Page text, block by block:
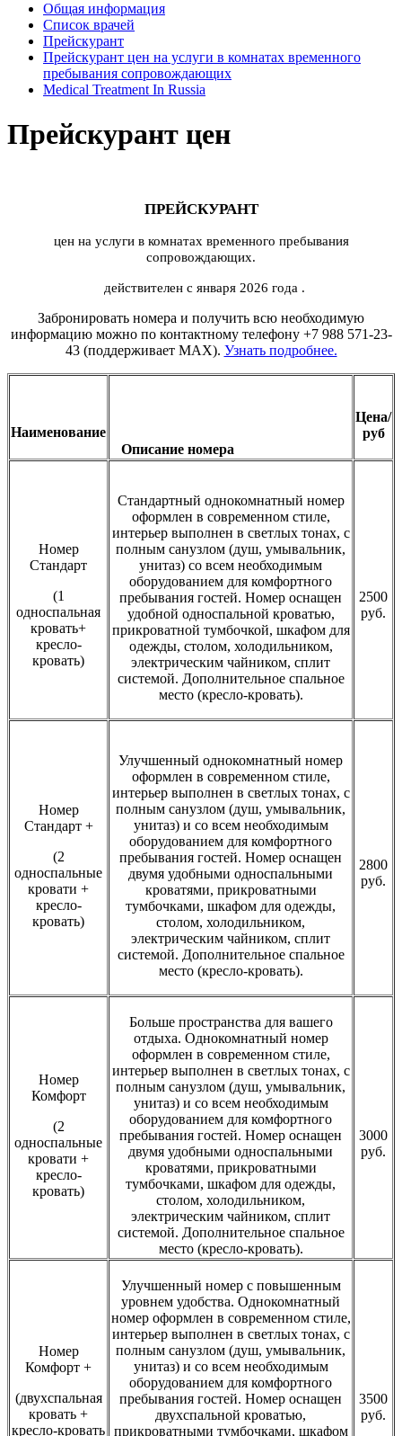
Общая информация
Список врачей
Прейскурант
Прейскурант цен на услуги в комнатах временного
пребывания сопровождающих
Medical Treatment In Russia
Прейскурант цен
ПРЕЙСКУРАНТ
цен на услуги в комнатах временного пребывания
сопровождающих.
действителен с января 2026 года .
Забронировать номера и получить всю необходимую
информацию можно по контактному телефону +7 988 571-23-
43 (поддерживает MAX). Узнать подробнее.
Наименование
Описание номера
Цена/
руб
Номер
Стандарт
(1
односпальная
кровать+
кресло-
кровать)
Стандартный однокомнатный номер
оформлен в современном стиле,
интерьер выполнен в светлых тонах, с
полным санузлом (душ, умывальник,
унитаз) со всем необходимым
оборудованием для комфортного
пребывания гостей. Номер оснащен
удобной односпальной кроватью,
прикроватной тумбочкой, шкафом для
одежды, столом, холодильником,
электрическим чайником, сплит
системой. Дополнительное спальное
место (кресло-кровать).
2500
руб.
Номер
Стандарт +
(2
односпальные
кровати +
кресло-
кровать)
Улучшенный однокомнатный номер
оформлен в современном стиле,
интерьер выполнен в светлых тонах, с
полным санузлом (душ, умывальник,
унитаз) и со всем необходимым
оборудованием для комфортного
пребывания гостей. Номер оснащен
двумя удобными односпальными
кроватями, прикроватными
тумбочками, шкафом для одежды,
столом, холодильником,
электрическим чайником, сплит
системой. Дополнительное спальное
место (кресло-кровать).
2800
руб.
Номер
Комфорт
(2
односпальные
кровати +
кресло-
кровать)
Больше пространства для вашего
отдыха. Однокомнатный номер
оформлен в современном стиле,
интерьер выполнен в светлых тонах, с
полным санузлом (душ, умывальник,
унитаз) и со всем необходимым
оборудованием для комфортного
пребывания гостей. Номер оснащен
двумя удобными односпальными
кроватями, прикроватными
тумбочками, шкафом для одежды,
столом, холодильником,
электрическим чайником, сплит
системой. Дополнительное спальное
место (кресло-кровать).
3000
руб.
Номер
Комфорт +
(двухспальная
кровать +
кресло-кровать
Улучшенный номер с повышенным
уровнем удобства. Однокомнатный
номер оформлен в современном стиле,
интерьер выполнен в светлых тонах, с
полным санузлом (душ, умывальник,
унитаз) и со всем необходимым
оборудованием для комфортного
пребывания гостей. Номер оснащен
двухспальной кроватью,
прикроватными тумбочками, шкафом
3500
руб.